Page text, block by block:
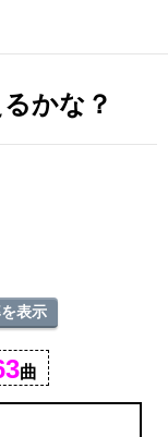
かな？
表示
曲